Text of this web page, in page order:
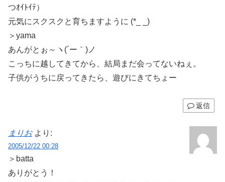
つｵｲﾄｲﾃ）
元気にスクスクと育ちますように (*_ _)
＞yama
あんがとぉ～ヽ(´ー｀)ノ
こっちに越してきてから、結局まだ会ってないねぇ。
子供がうちに戻ってきたら、遊びにきてちょー
返信
まりお より:
2005/12/22 00:28
＞batta
ありがとう！